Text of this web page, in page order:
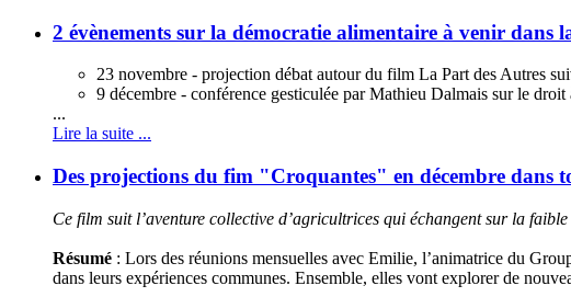
2 évènements sur la démocratie alimentaire à venir dans
23 novembre - projection débat autour du film La Part des Autres
9 décembre - conférence gesticulée par Mathieu Dalmais sur le
...
Lire la suite ...
Des projections du fim "Croquantes" en décembre dans
Ce film suit l’aventure collective d’agricultrices qui échangent sur la
Résumé : Lors des réunions mensuelles avec Emilie, l’animatrice du
dans leurs expériences communes. Ensemble, elles vont explorer de